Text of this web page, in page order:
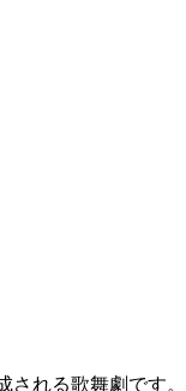
れる歌舞劇です。